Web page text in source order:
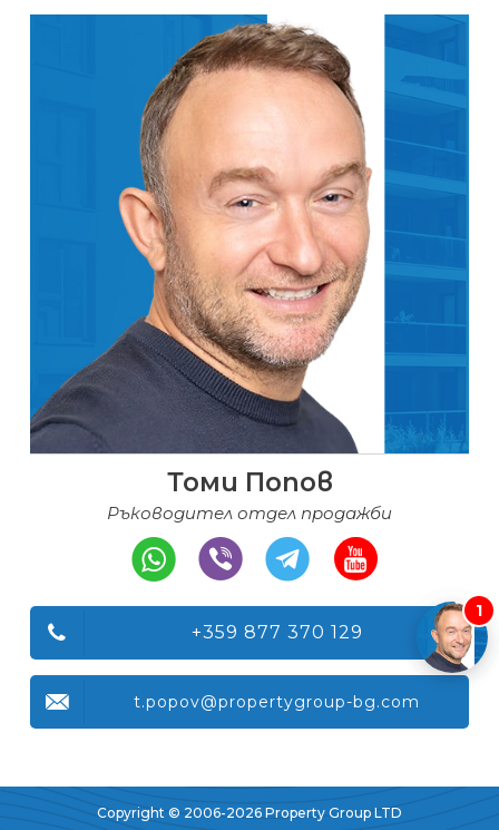
Томи Попов
Ръководител отдел продажби
+359 877 370 129
t.popov@propertygroup-bg.com
Copyright © 2006-2026 Property Group LTD
1